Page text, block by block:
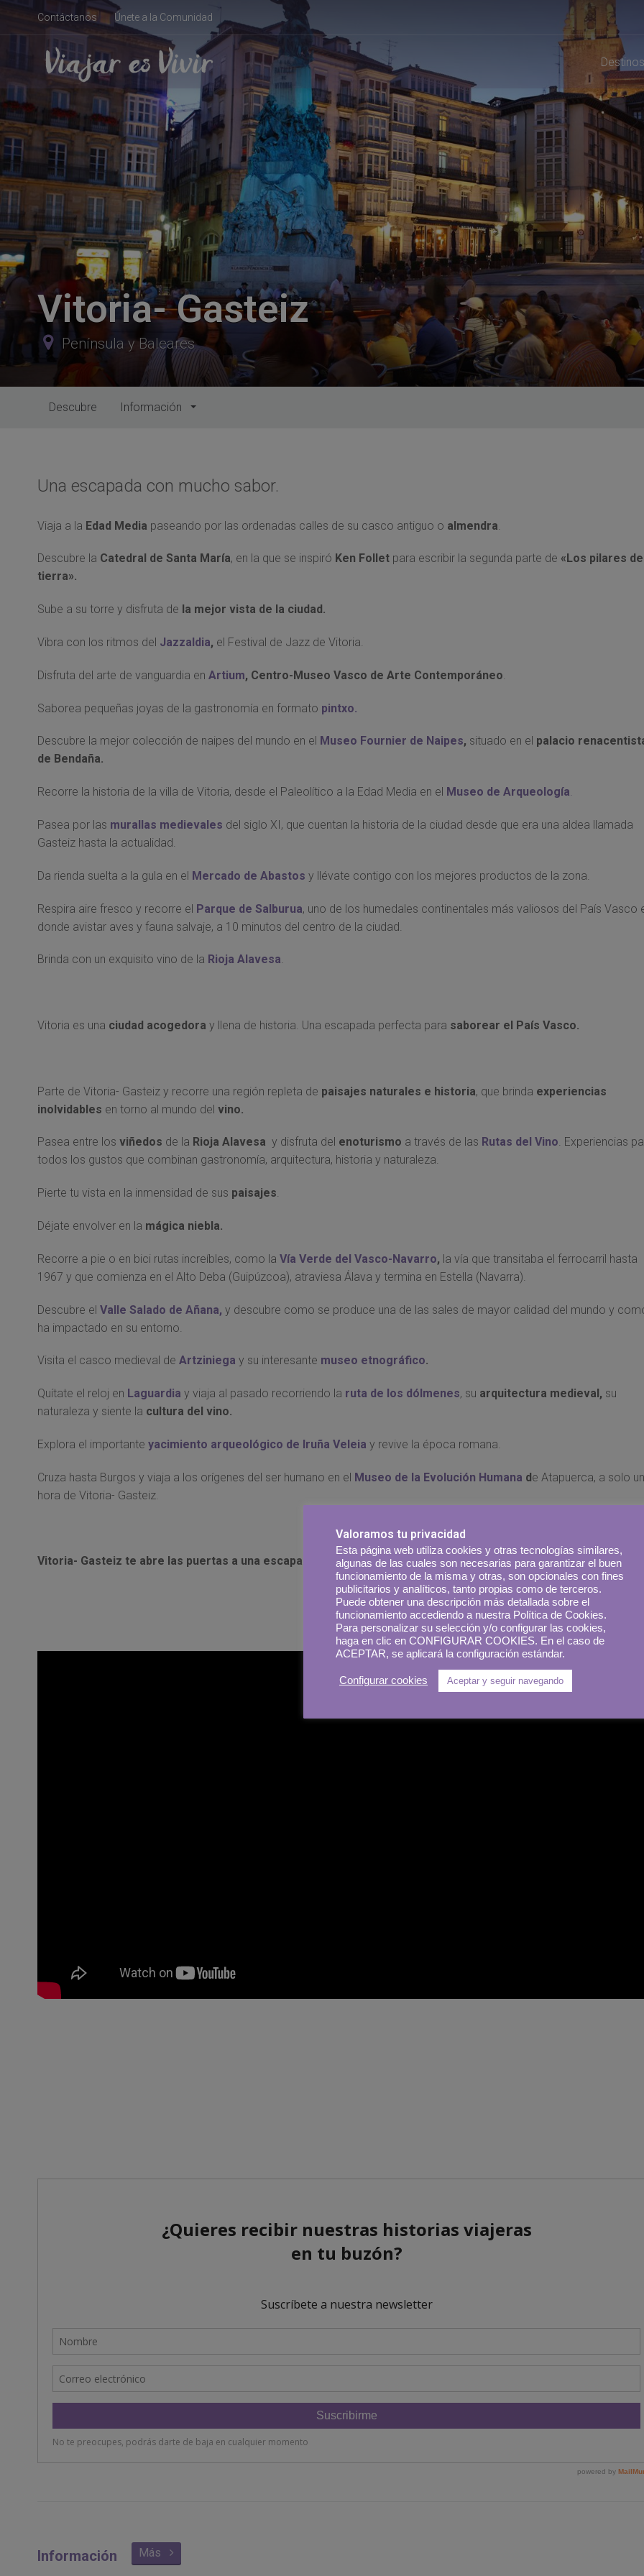
Contáctanos Únete a la Comunidad
Vitoria- Gasteiz
Península y Baleares
Descubre Información
Una escapada con mucho sabor.
Viaja a la Edad Media paseando por las ordenadas calles de su casco antiguo o almendra
Descubre la Catedral de Santa María, en la que se inspiró Ken Follet para escribir la segunda parte de «Los pilares
tierra».
Sube a su torre y disfruta de la mejor vista de la ciudad.
Vibra con los ritmos del Jazzaldia, el Festival de Jazz de Vitoria.
Disfruta del arte de vanguardia en Artium, Centro-Museo Vasco de Arte Contemporáneo
Saborea pequeñas joyas de la gastronomía en formato pintxo.
Descubre la mejor colección de naipes del mundo en el Museo Fournier de Naipes, situado en el palacio
de Bendaña.
Recorre la historia de la villa de Vitoria, desde el Paleolítico a la Edad Media en el Museo de Arqueología.
Pasea por las murallas medievales del siglo XI, que cuentan la historia de la ciudad desde que era una aldea llamada
Gasteiz hasta la actualidad.
Da rienda suelta a la gula en el Mercado de Abastos y llévate contigo con los mejores productos de la zona.
Respira aire fresco y recorre el Parque de Salburua, uno de los humedales continentales más valiosos del País Vasco
donde avistar aves y fauna salvaje, a 10 minutos del centro de la ciudad.
Brinda con un exquisito vino de la Rioja Alavesa.
Vitoria es una ciudad acogedora y llena de historia. Una escapada perfecta para saborear el País Vasco.
Parte de Vitoria- Gasteiz y recorre una región repleta de paisajes naturales e historia, que brinda experiencias
inolvidables en torno al mundo del vino.
Pasea entre los viñedos de la Rioja Alavesa y disfruta del enoturismo a través de las Rutas del Vino. Experiencias
todos los gustos que combinan gastronomía, arquitectura, historia y naturaleza.
Pierte tu vista en la inmensidad de sus paisajes.
Déjate envolver en la mágica niebla.
Recorre a pie o en bici rutas increíbles, como la Vía Verde del Vasco-Navarro, la vía que transitaba el ferrocarril hasta
1967 y que comienza en el Alto Deba (Guipúzcoa), atraviesa Álava y termina en Estella (Navarra).
Descubre el Valle Salado de Añana, y descubre como se produce una de las sales de mayor calidad del mundo y
ha impactado en su entorno.
Visita el casco medieval de Artziniega y su interesante museo etnográfico.
Quítate el reloj en Laguardia y viaja al pasado recorriendo la ruta de los dólmenes, su arquitectura medieval, su
naturaleza y siente la cultura del vino.
Explora el importante yacimiento arqueológico de Iruña Veleia y revive la época romana.
Cruza hasta Burgos y viaja a los orígenes del ser humano en el Museo de la Evolución Humana de Atapuerca, a solo
hora de Vitoria- Gasteiz.
Vitoria- Gasteiz te abre las puertas a una escapada inolvidable.
Información Más
Valoramos tu privacidad
Esta página web utiliza cookies y otras tecnologías similares,
algunas de las cuales son necesarias para garantizar el buen
funcionamiento de la misma y otras, son opcionales con fines
publicitarios y analíticos, tanto propias como de terceros.
Puede obtener una descripción más detallada sobre el
funcionamiento accediendo a nuestra Política de Cookies.
Para personalizar su selección y/o configurar las cookies,
haga en clic en CONFIGURAR COOKIES. En el caso de
ACEPTAR, se aplicará la configuración estándar.
Configurar cookies Aceptar y seguir navegando